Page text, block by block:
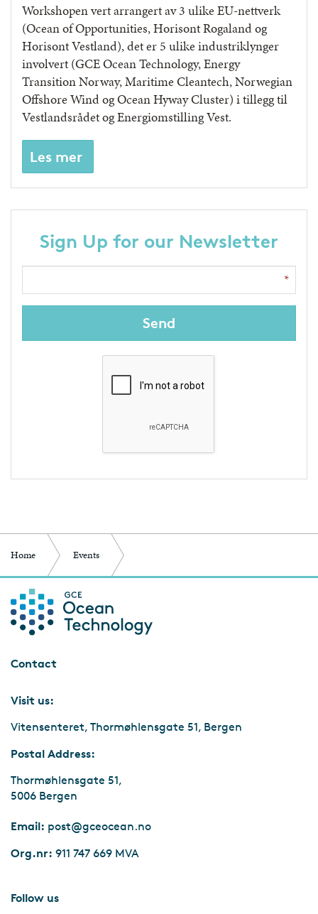
Workshopen vert arrangert av 3 ulike EU-nettverk
(Ocean of Opportunities, Horisont Rogaland og
Horisont Vestland), det er 5 ulike industriklynger
involvert (GCE Ocean Technology, Energy
Transition Norway, Maritime Cleantech, Norwegian
Offshore Wind og Ocean Hyway Cluster) i tillegg til
Vestlandsrådet og Energiomstilling Vest.
Les mer
Sign Up for our Newsletter
Send
Home Events
Hydrogen i Horisont Europa - og på vestlandet
Contact
Visit us:
Vitensenteret, Thormøhlensgate 51, Bergen
Postal Address:
Thormøhlensgate 51,
5006 Bergen
Email: post@gceocean.no
Org.nr: 911 747 669 MVA
Follow us